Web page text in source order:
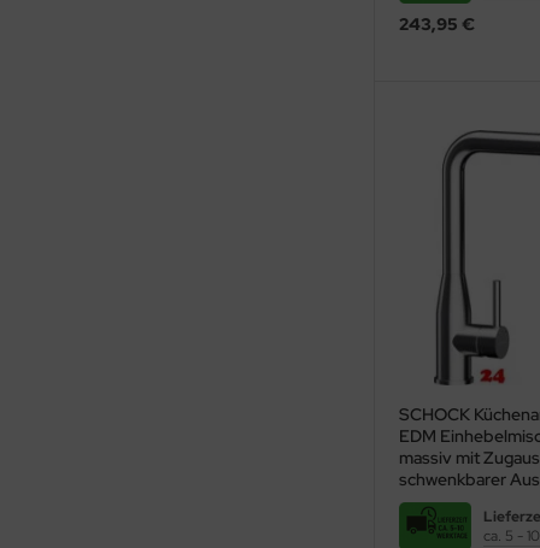
243,95 €
SCHOCK
EDM
massiv mit
schwenkbarer
ca. 5 -